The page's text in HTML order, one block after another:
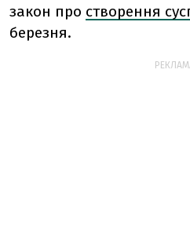
закон про створення
березня.